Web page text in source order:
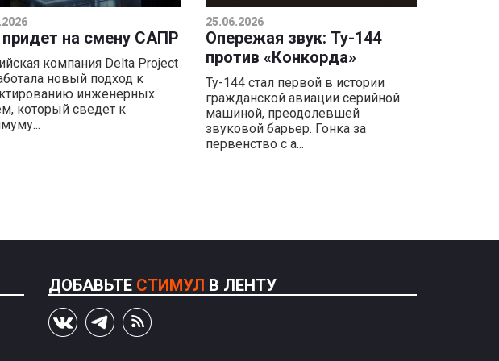
на смену САПР
компания Delta Project
новый подход к
инженерных
который сведет к
25.06.2026
Опережая звук: Ту-144
против «Конкорда»
Ту-144 стал первой в истории
гражданской авиации серийной
машиной, преодолевшей
звуковой барьер. Гонка за
первенство с а...
ДОБАВЬТЕ СТИМУЛ В ЛЕНТУ